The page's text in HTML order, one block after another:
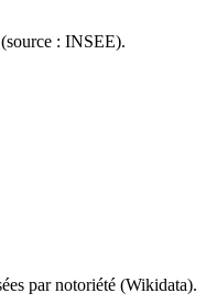
: INSEE).
par notoriété (Wikidata).